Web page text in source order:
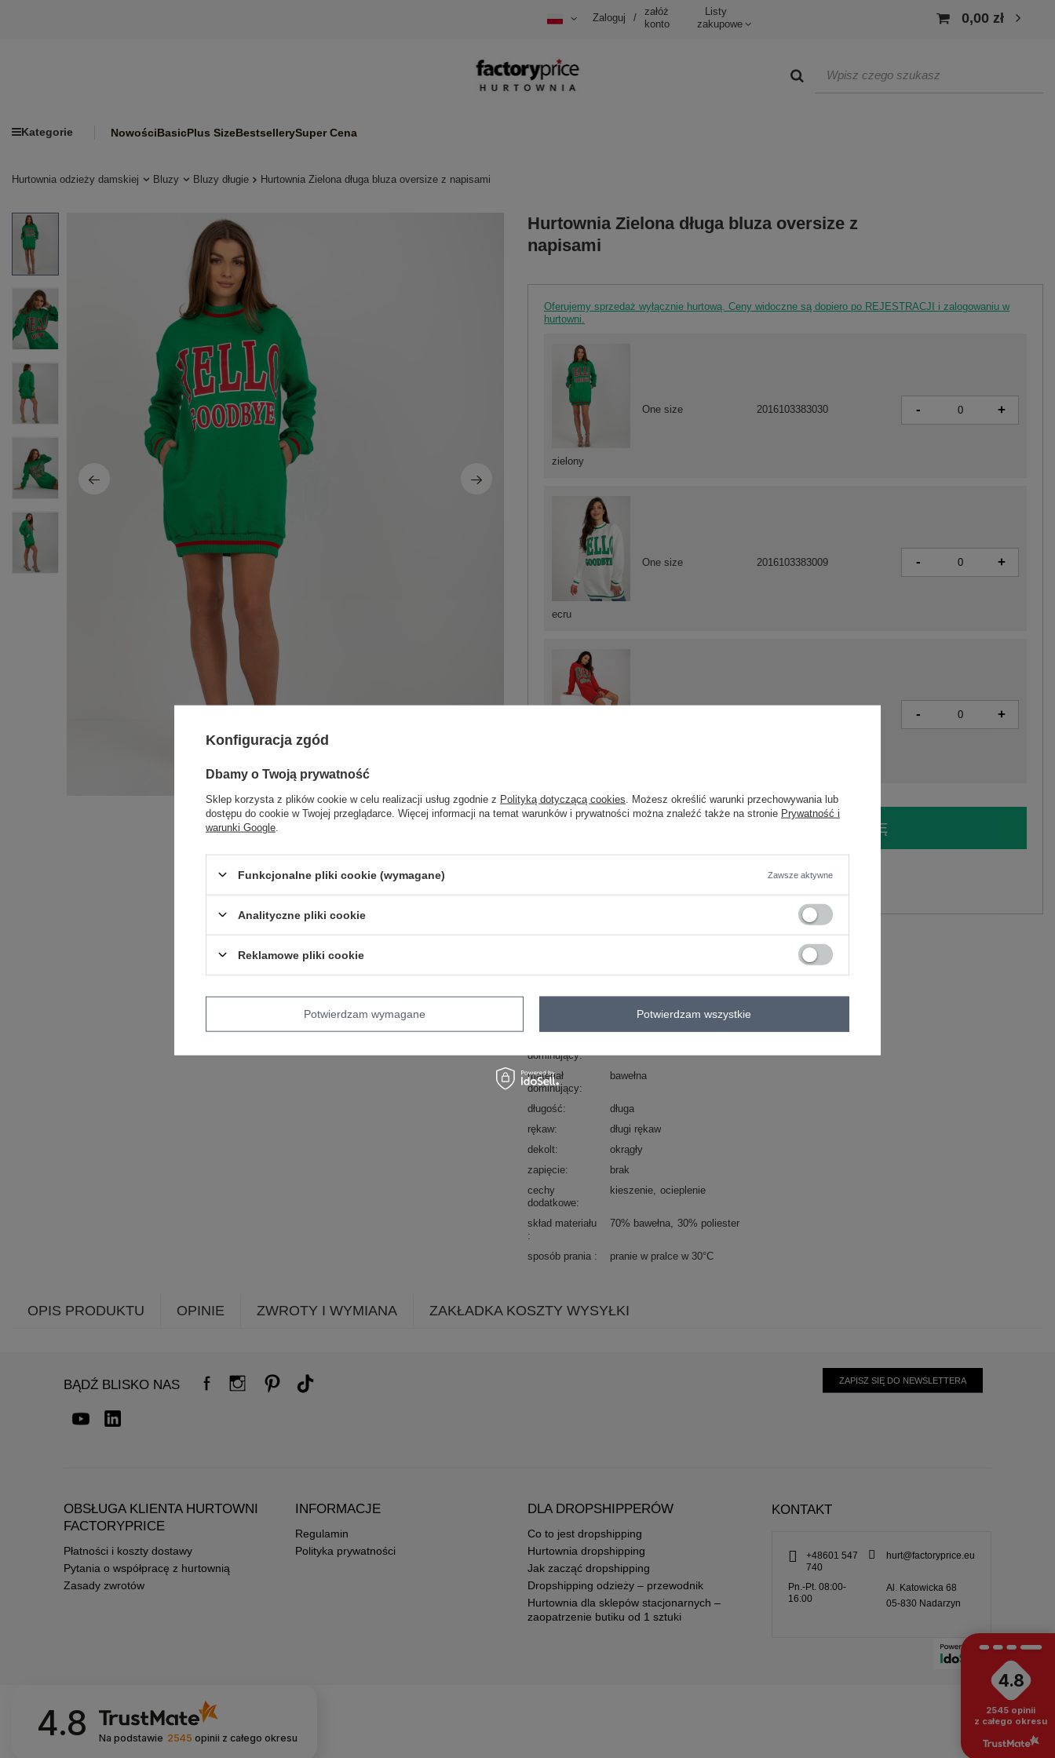
Zaloguj /
załóż
konto
Listy
zakupowe
0,00 zł
Kategorie NowościBasicPlus SizeBestsellerySuper Cena
Hurtownia odzieży damskiej Bluzy Bluzy długie Hurtownia Zielona długa bluza oversize z napisami
Hurtownia Zielona długa bluza oversize z
napisami
Oferujemy sprzedaż wyłącznie hurtową. Ceny widoczne są dopiero po REJESTRACJI i zalogowaniu w
hurtowni.
ecru
One size 2016103383009 - +
zielony
One size 2016103383030 - +
- +
ZALOGUJ SIĘ I ZOBACZ CENĘ
dominujący
materiał
dominujący
bawełna
długość
długa
rękaw
długi rękaw
dekolt
okrągły
zapięcie
brak
cechy
dodatkowe
kieszenie ocieplenie
skład materiału 70% bawełna 30% poliester
sposób prania pranie w pralce w 30°C
OPIS PRODUKTU OPINIE ZWROTY I WYMIANA ZAKŁADKA KOSZTY WYSYŁKI
BĄDŹ BLISKO NAS ZAPISZ SIĘ DO NEWSLETTERA
OBSŁUGA KLIENTA HURTOWNI
FACTORYPRICE
Płatności i koszty dostawy
Pytania o współpracę z hurtownią
Zasady zwrotów
INFORMACJE
Regulamin
Polityka prywatności
DLA DROPSHIPPERÓW
Co to jest dropshipping
Hurtownia dropshipping
Jak zacząć dropshipping
Dropshipping odzieży – przewodnik
Hurtownia dla sklepów stacjonarnych –
zaopatrzenie butiku od 1 sztuki
KONTAKT
+48601 547
740
hurt@factoryprice.eu
Pn.-Pt. 08:00-
16:00
Al. Katowicka 68
05-830 Nadarzyn
4.8 Na podstawie 2545 opinii z całego okresu
4.8
2545 opinii
z całego okresu
Konfiguracja zgód
Dbamy o Twoją prywatność
Sklep korzysta z plików cookie w celu realizacji usług zgodnie z Polityką dotyczącą cookies . Możesz określić warunki przechowywania lub
dostępu do cookie w Twojej przeglądarce. Więcej informacji na temat warunków i prywatności można znaleźć także na stronie Prywatność i
warunki Google
Funkcjonalne pliki cookie (wymagane) Zawsze aktywne
Analityczne pliki cookie
Reklamowe pliki cookie
Potwierdzam wymagane Potwierdzam wszystkie